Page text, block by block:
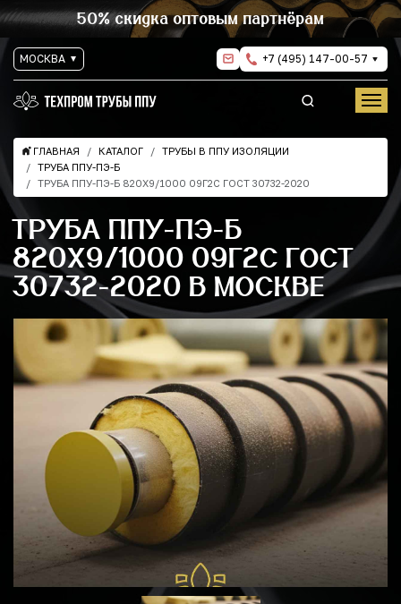
50% скидка оптовым партнёрам
МОСКВА +7 (495) 147-00-57
ГЛАВНАЯ КАТАЛОГ
ТРУБЫ В ППУ ИЗОЛЯЦИИ
ТРУБА ППУ-ПЭ-Б
ТРУБА ППУ-ПЭ-Б 820Х9/1000 09Г2С ГОСТ 30732-2020
ТРУБА ППУ-ПЭ-Б
820Х9/1000 09Г2С ГОСТ
30732-2020 В МОСКВЕ